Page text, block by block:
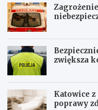
zwiększa
Katowice
poprawy